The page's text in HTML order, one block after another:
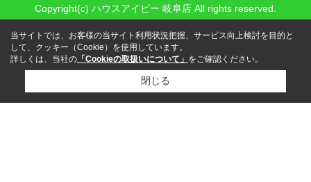
Copyright(c) ハウスアイビー 岐阜店 All rights reserved.
当サイトでは、お客様の当サイト利用状況把握、サービス向上検討を目的と
して、クッキー（Cookie）を使用しています。
詳しくは、当社の 「Cookieの取扱いについて」 をご確認ください。
閉じる